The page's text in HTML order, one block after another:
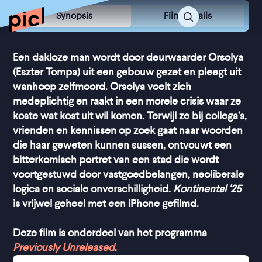
Synopsis Film Details
Een dakloze man wordt door deurwaarder Orsolya
(Eszter Tompa) uit een gebouw gezet en pleegt uit
wanhoop zelfmoord. Orsolya voelt zich
medeplichtig en raakt in een morele crisis waar ze
koste wat kost uit wil komen. Terwijl ze bij collega’s,
vrienden en kennissen op zoek gaat naar woorden
die haar geweten kunnen sussen, ontvouwt een
bitterkomisch portret van een stad die wordt
voortgestuwd door vastgoedbelangen, neoliberale
logica en sociale onverschilligheid. Kontinental '25
is vrijwel geheel met een iPhone gefilmd.
Deze film is onderdeel van het programma
Previously Unreleased.